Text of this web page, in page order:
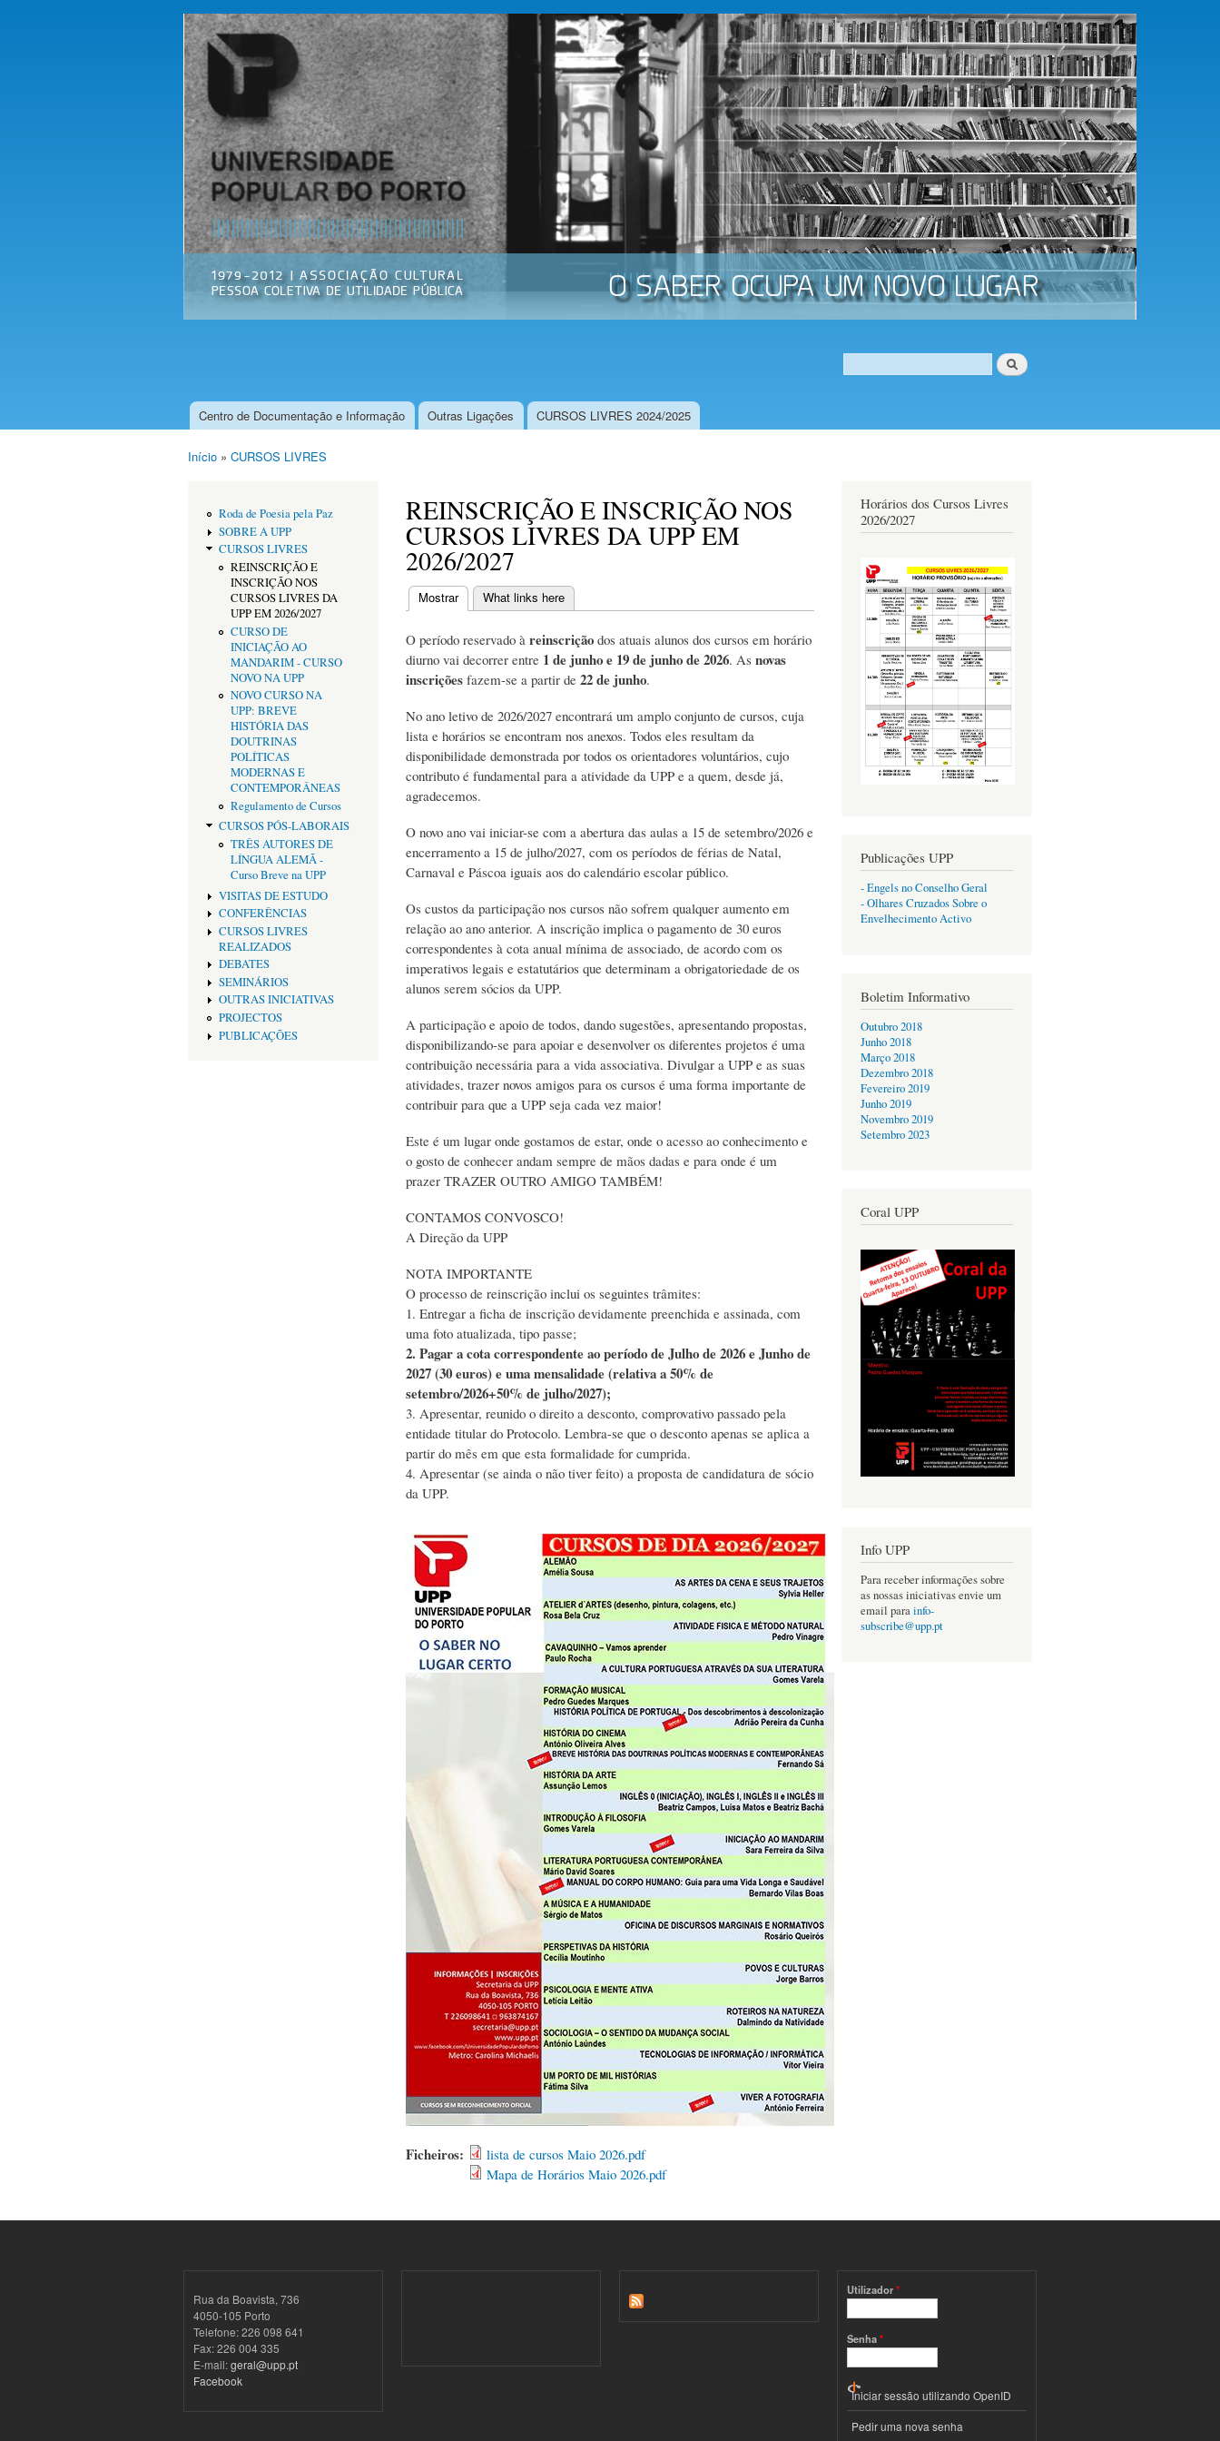
Passar
para o
conteúdo
principal
Universidade
Popular do
Porto
Associação
Cultural
Formulário de procura
Procurar
Menu principal
Centro de Documentação e Informação Outras Ligações CURSOS LIVRES 2024/2025
Início » CURSOS LIVRES
Roda de Poesia pela Paz
SOBRE A UPP
CURSOS LIVRES
REINSCRIÇÃO E
INSCRIÇÃO NOS
CURSOS LIVRES DA
UPP EM 2026/2027
CURSO DE
INICIAÇÃO AO
MANDARIM - CURSO
NOVO NA UPP
NOVO CURSO NA
UPP: BREVE
HISTÓRIA DAS
DOUTRINAS
POLÍTICAS
MODERNAS E
CONTEMPORÂNEAS
Regulamento de Cursos
CURSOS PÓS-LABORAIS
TRÊS AUTORES DE
LÍNGUA ALEMÃ -
Curso Breve na UPP
VISITAS DE ESTUDO
CONFERÊNCIAS
CURSOS LIVRES
REALIZADOS
DEBATES
SEMINÁRIOS
OUTRAS INICIATIVAS
PROJECTOS
PUBLICAÇÕES
REINSCRIÇÃO E INSCRIÇÃO NOS
CURSOS LIVRES DA UPP EM
2026/2027
Separadores primários
Mostrar(separador ativo)
What links here
O período reservado à reinscrição dos atuais alunos dos cursos em horário
diurno vai decorrer entre 1 de junho e 19 de junho de 2026. As novas
inscrições fazem-se a partir de 22 de junho.
No ano letivo de 2026/2027 encontrará um amplo conjunto de cursos, cuja
lista e horários se encontram nos anexos. Todos eles resultam da
disponibilidade demonstrada por todos os orientadores voluntários, cujo
contributo é fundamental para a atividade da UPP e a quem, desde já,
agradecemos.
O novo ano vai iniciar-se com a abertura das aulas a 15 de setembro/2026 e
encerramento a 15 de julho/2027, com os períodos de férias de Natal,
Carnaval e Páscoa iguais aos do calendário escolar público.
Os custos da participação nos cursos não sofrem qualquer aumento em
relação ao ano anterior. A inscrição implica o pagamento de 30 euros
correspondentes à cota anual mínima de associado, de acordo com os
imperativos legais e estatutários que determinam a obrigatoriedade de os
alunos serem sócios da UPP.
A participação e apoio de todos, dando sugestões, apresentando propostas,
disponibilizando-se para apoiar e desenvolver os diferentes projetos é uma
contribuição necessária para a vida associativa. Divulgar a UPP e as suas
atividades, trazer novos amigos para os cursos é uma forma importante de
contribuir para que a UPP seja cada vez maior!
Este é um lugar onde gostamos de estar, onde o acesso ao conhecimento e
o gosto de conhecer andam sempre de mãos dadas e para onde é um
prazer TRAZER OUTRO AMIGO TAMBÉM!
CONTAMOS CONVOSCO!
A Direção da UPP
NOTA IMPORTANTE
O processo de reinscrição inclui os seguintes trâmites:
1. Entregar a ficha de inscrição devidamente preenchida e assinada, com
uma foto atualizada, tipo passe;
2. Pagar a cota correspondente ao período de Julho de 2026 e Junho de
2027 (30 euros) e uma mensalidade (relativa a 50% de
setembro/2026+50% de julho/2027);
3. Apresentar, reunido o direito a desconto, comprovativo passado pela
entidade titular do Protocolo. Lembra-se que o desconto apenas se aplica a
partir do mês em que esta formalidade for cumprida.
4. Apresentar (se ainda o não tiver feito) a proposta de candidatura de sócio
da UPP.
Ficheiros:
lista de cursos Maio 2026.pdf
Mapa de Horários Maio 2026.pdf
Horários dos Cursos Livres
2026/2027
Publicações UPP
- Engels no Conselho Geral
- Olhares Cruzados Sobre o
Envelhecimento Activo
Boletim Informativo
Outubro 2018
Junho 2018
Março 2018
Dezembro 2018
Fevereiro 2019
Junho 2019
Novembro 2019
Setembro 2023
Coral UPP
Info UPP
Para receber informações sobre
as nossas iniciativas envie um
email parainfo-
subscribe@upp.pt
Rua da Boavista, 736
4050-105 Porto
Telefone: 226 098 641
Fax: 226 004 335
E-mail:geral@upp.pt
Facebook
Utilizador*
Senha*
Iniciar sessão utilizando OpenID
Pedir uma nova senha